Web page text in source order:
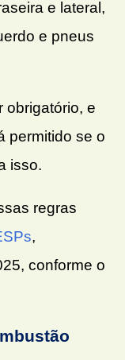
e lateral,
e pneus
obrigatório, e
permitido se o
isso.
regras
,
conforme o